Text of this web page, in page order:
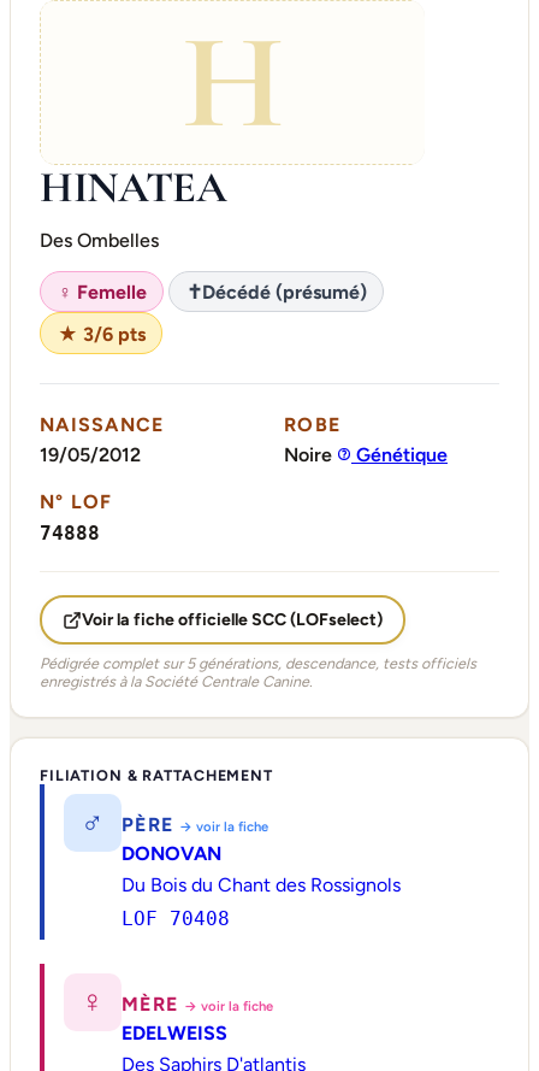
H
HINATEA
Des Ombelles
♀ Femelle ✝Décédé (présumé)
★ 3/6 pts
NAISSANCE
19/05/2012
ROBE
Noire
Génétique
N° LOF
74888
Voir la fiche officielle SCC (LOFselect)
Pédigrée complet sur 5 générations, descendance, tests officiels
enregistrés à la Société Centrale Canine.
FILIATION & RATTACHEMENT
♂ PÈRE → voir la fiche
DONOVAN
Du Bois du Chant des Rossignols
LOF 70408
♀ MÈRE → voir la fiche
EDELWEISS
Des Saphirs D'atlantis